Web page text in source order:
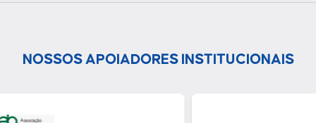
NOSSOS APOIADORES INSTITUCIONAIS